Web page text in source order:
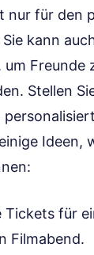
nur für den
kann
Freunde
Stellen
Ideen,
Tickets für
Filmabend.